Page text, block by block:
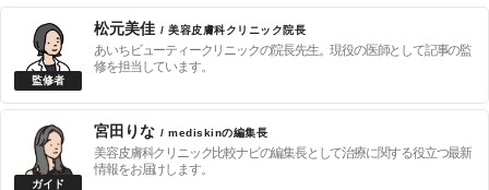
松元美佳 / 美容皮膚科クリニック院長
あいちビューティークリニックの院長先生。現役の医師として記事の監
修を担当しています。
宮田りな / mediskinの編集長
美容皮膚科クリニック比較ナビの編集長として治療に関する役立つ最新
情報をお届けします。